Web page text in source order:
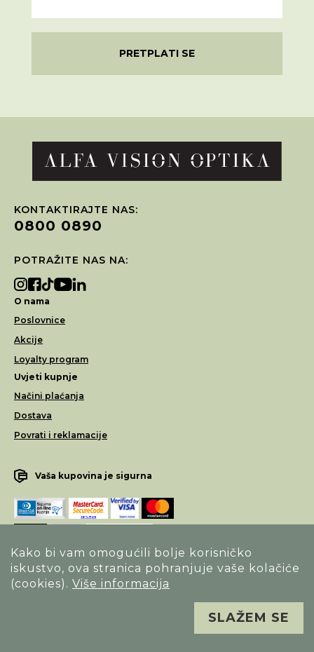
Kako bi vam omogućili bolje korisničko
iskustvo, ova stranica pohranjuje vaše kolačiće
(cookies). Više informacija
SLAŽEM SE
PRETPLATI SE
KONTAKTIRAJTE NAS:
0800 0890
POTRAŽITE NAS NA:
O nama
Poslovnice
Akcije
Loyalty program
Uvjeti kupnje
Načini plaćanja
Dostava
Povrati i reklamacije
Vaša kupovina je sigurna
Opći uvjeti poslovanja
Sva prava pridržana. Alfa Vision optika ©